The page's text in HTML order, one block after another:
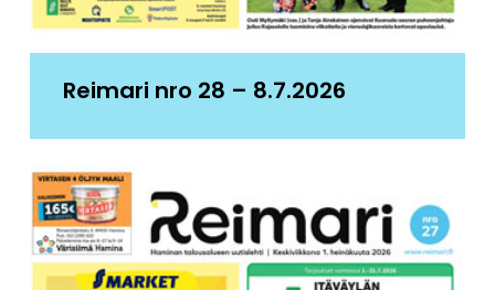
Reimari nro 28 – 8.7.2026